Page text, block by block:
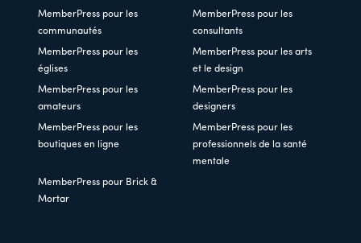
MemberPress pour les
communautés
MemberPress pour les
consultants
MemberPress pour les
églises
MemberPress pour les arts
et le design
MemberPress pour les
amateurs
MemberPress pour les
designers
MemberPress pour les
boutiques en ligne
MemberPress pour les
professionnels de la santé
mentale
MemberPress pour Brick &
Mortar